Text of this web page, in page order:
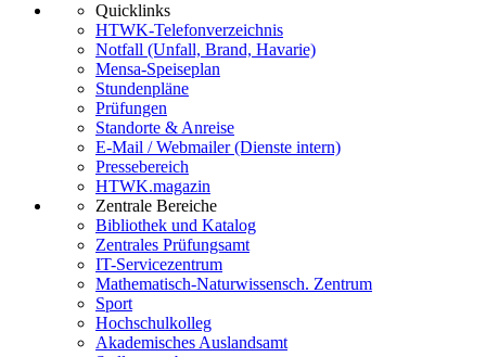
Quicklinks
HTWK-Telefonverzeichnis
Notfall (Unfall, Brand, Havarie)
Mensa-Speiseplan
Stundenpläne
Prüfungen
Standorte & Anreise
E-Mail / Webmailer (Dienste intern)
Pressebereich
HTWK.magazin
Zentrale Bereiche
Bibliothek und Katalog
Zentrales Prüfungsamt
IT-Servicezentrum
Mathematisch-Naturwissensch. Zentrum
Sport
Hochschulkolleg
Akademisches Auslandsamt